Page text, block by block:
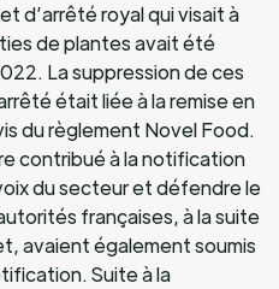
d’arrêté royal qui visait à
de plantes avait été
La suppression de ces
était liée à la remise en
du règlement Novel Food.
contribué à la notification
du secteur et défendre le
françaises, à la suite
avaient également soumis
Suite à la